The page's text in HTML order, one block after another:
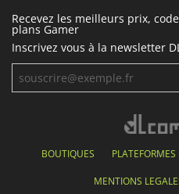
Recevez les meilleurs prix,
plans Gamer
Inscrivez vous à la newsletter
BOUTIQUES PLATEFORMES
MENTIONS